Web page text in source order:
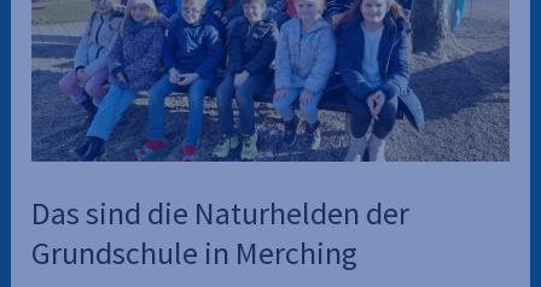
Das sind die Naturhelden der
Grundschule in Merching